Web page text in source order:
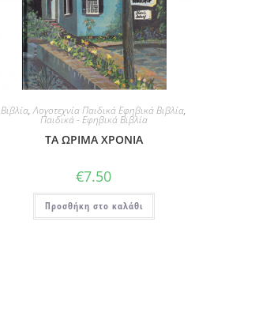
Βιβλία,Λογοτεχνία Παιδικά Εφηβικά Βιβλία,
Παιδικά - Εφηβικά Βιβλία
ΤΑ ΩΡΙΜΑ ΧΡΟΝΙΑ
€7.50
Προσθήκη στο καλάθι